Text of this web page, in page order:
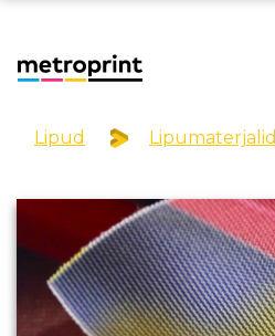
Lipud Lipumaterjalid